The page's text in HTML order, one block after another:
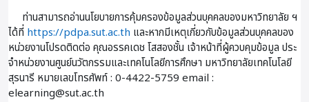
ท่านสามารถอ่านนโยบายการคุ้มครองข้อมูลส่วนบุคคลของมหาวิทยาลัย ฯ
ได้ที่ https://pdpa.sut.ac.th และหากมีเหตุเกี่ยวกับข้อมูลส่วนบุคคลของ
หน่วยงานโปรดติดต่อ คุณอรรคเดช โสสองชั้น เจ้าหน้าที่ผู้ควบคุมข้อมูล ประ
จําหน่วยงานศูนย์นวัตกรรมและเทคโนโลยีการศึกษา มหาวิทยาลัยเทคโนโลยี
สุรนารี หมายเลขโทรศัพท์ : 0-4422-5759 email :
elearning@sut.ac.th